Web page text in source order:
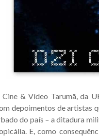
& Vídeo Tarumã, da
depoimentos de artistas
do país – a ditadura
E, como